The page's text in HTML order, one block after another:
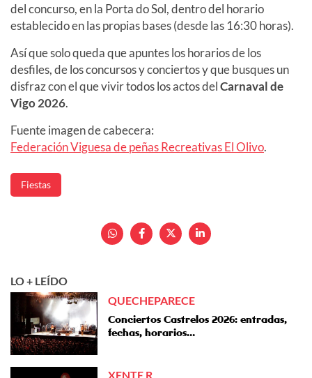
del concurso, en la Porta do Sol, dentro del horario
establecido en las propias bases (desde las 16:30 horas).
Así que solo queda que apuntes los horarios de los
desfiles, de los concursos y conciertos y que busques un
disfraz con el que vivir todos los actos delCarnaval de
Vigo 2026.
Fuente imagen de cabecera:
Federación Viguesa de peñas Recreativas El Olivo.
Fiestas
LO + LEÍDO
QUECHEPARECE
Conciertos Castrelos 2026: entradas,
fechas, horarios…
XENTE R